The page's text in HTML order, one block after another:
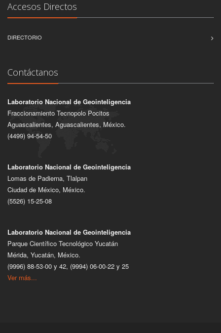
Accesos Directos
DIRECTORIO
Contáctanos
Laboratorio Nacional de Geointeligencia
Fraccionamiento Tecnopolo Pocitos
Aguascalientes, Aguascalientes, México.
(4499) 94-54-50
Laboratorio Nacional de Geointeligencia
Lomas de Padierna, Tlalpan
Ciudad de México, México.
(5526) 15-25-08
Laboratorio Nacional de Geointeligencia
Parque Científico Tecnológico Yucatán
Mérida, Yucatán, México.
(9996) 88-53-00 y 42, (9994) 06-00-22 y 25
Ver más...